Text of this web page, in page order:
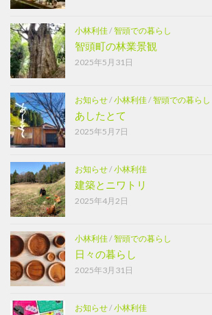
小林利佳/智頭での暮らし
智頭町の林業景観
2025年5月31日
お知らせ/小林利佳/智頭での暮らし
あしたとて
2025年5月7日
お知らせ/小林利佳
建築とニワトリ
2025年4月2日
小林利佳/智頭での暮らし
日々の暮らし
2025年3月31日
お知らせ/小林利佳